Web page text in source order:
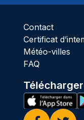
Contact
Certificat
Météo-villes
FAQ